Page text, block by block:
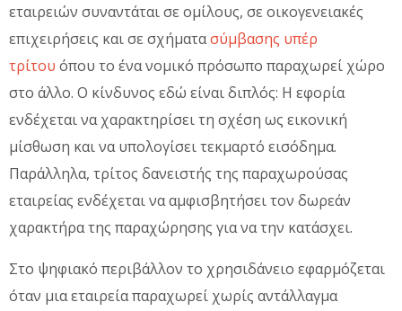
εταιρειών συναντάται σε ομίλους, σε οικογενειακές
επιχειρήσεις και σε σχήματασύμβασης υπέρ
τρίτου όπου το ένα νομικό πρόσωπο παραχωρεί χώρο
στο άλλο. Ο κίνδυνος εδώ είναι διπλός: Η εφορία
ενδέχεται να χαρακτηρίσει τη σχέση ως εικονική
μίσθωση και να υπολογίσει τεκμαρτό εισόδημα.
Παράλληλα, τρίτος δανειστής της παραχωρούσας
εταιρείας ενδέχεται να αμφισβητήσει τον δωρεάν
χαρακτήρα της παραχώρησης για να την κατάσχει.
Στο ψηφιακό περιβάλλον το χρησιδάνειο εφαρμόζεται
όταν μια εταιρεία παραχωρεί χωρίς αντάλλαγμα